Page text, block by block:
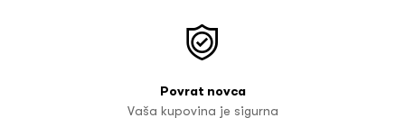
Povrat novca
Vaša kupovina je sigurna